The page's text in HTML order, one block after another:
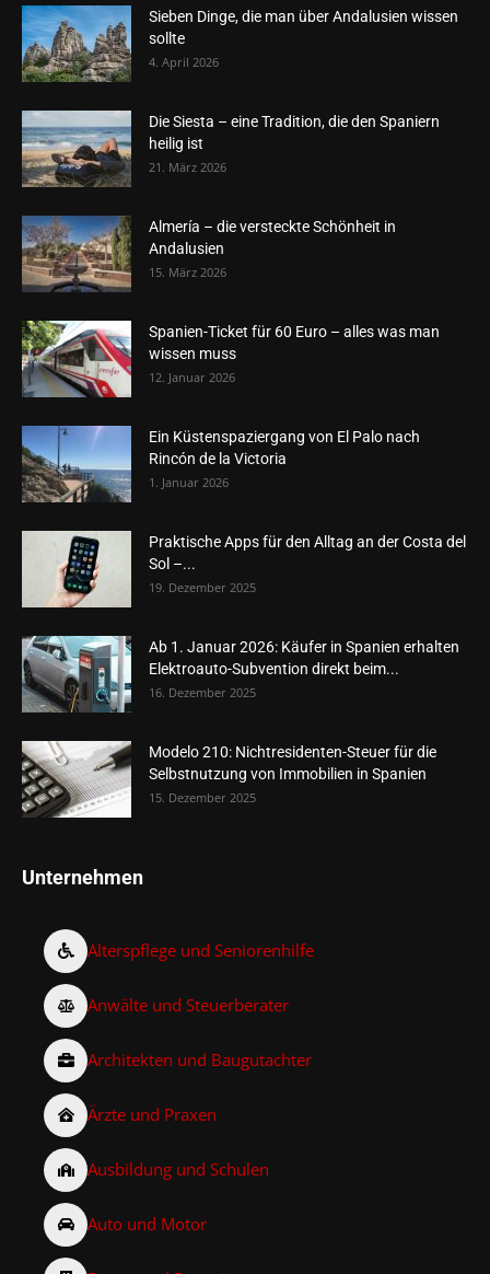
Sieben Dinge, die man über Andalusien wissen
sollte
4. April 2026
Die Siesta – eine Tradition, die den Spaniern
heilig ist
21. März 2026
Almería – die versteckte Schönheit in
Andalusien
15. März 2026
Spanien-Ticket für 60 Euro – alles was man
wissen muss
12. Januar 2026
Ein Küstenspaziergang von El Palo nach
Rincón de la Victoria
1. Januar 2026
Praktische Apps für den Alltag an der Costa del
Sol –...
19. Dezember 2025
Ab 1. Januar 2026: Käufer in Spanien erhalten
Elektroauto-Subvention direkt beim...
16. Dezember 2025
Modelo 210: Nichtresidenten-Steuer für die
Selbstnutzung von Immobilien in Spanien
15. Dezember 2025
Unternehmen
Alterspflege und Seniorenhilfe
Anwälte und Steuerberater
Architekten und Baugutachter
Ärzte und Praxen
Ausbildung und Schulen
Auto und Motor